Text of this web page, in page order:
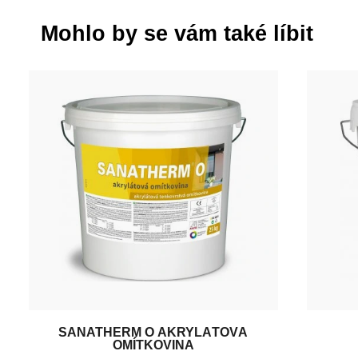
Mohlo by se vám také líbit
SANATHERM O AKRYLÁTOVÁ
OMÍTKOVINA